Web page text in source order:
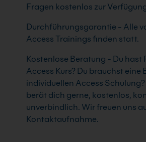
Fragen kostenlos zur
Durchführungsgarantie - Alle
Access Trainings finden statt.
Kostenlose Beratung - Du hast
Access Kurs? Du brauchst eine
individuellen Access
berät dich gerne, kostenlos,
unverbindlich. Wir freuen uns
Kontaktaufnahme.